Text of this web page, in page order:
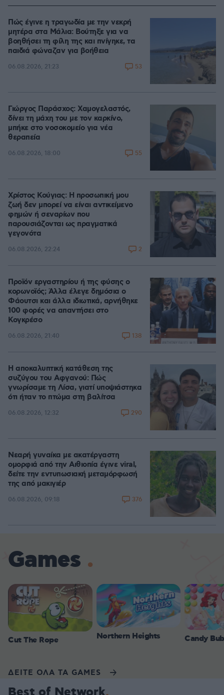
Πώς έγινε η τραγωδία με την νεκρή
μητέρα στα Μάλια: Βούτηξε για να
βοηθήσει τη φίλη της και πνίγηκε, τα
παιδιά φώναζαν για βοήθεια
06.08.2026, 21:23 53
Γιώργος Παράσχος: Χαμογελαστός,
δίνει τη μάχη του με τον καρκίνο,
μπήκε στο νοσοκομείο για νέα
θεραπεία
06.08.2026, 18:00 55
Χρίστος Κούγιας: Η προσωπική μου
ζωή δεν μπορεί να είναι αντικείμενο
φημών ή σεναρίων που
παρουσιάζονται ως πραγματικά
γεγονότα
06.08.2026, 22:24 2
Προϊόν εργαστηρίου ή της φύσης ο
κορωνοϊός; Άλλα έλεγε δημόσια ο
Φάουτσι και άλλα ιδιωτικά, αρνήθηκε
100 φορές να απαντήσει στο
Κογκρέσο
06.08.2026, 21:40 138
Η αποκαλυπτική κατάθεση της
συζύγου του Αφγανού: Πώς
γνωρίσαμε τη Λίσα, γιατί υποψιάστηκα
ότι ήταν το πτώμα στη βαλίτσα
06.08.2026, 12:32 290
Νεαρή γυναίκα με ακατέργαστη
ομορφιά από την Αιθιοπία έγινε viral,
δείτε την εντυπωσιακή μεταμόρφωσή
της από μακιγιέρ
06.08.2026, 09:18 376
Games
Cut The Rope Northern Heights Candy
ΔΕΙΤΕ ΟΛΑ ΤΑ GAMES